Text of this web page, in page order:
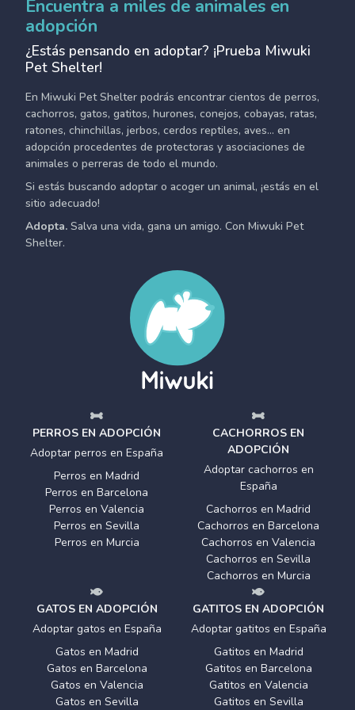
Encuentra a miles de animales en
adopción
¿Estás pensando en adoptar? ¡Prueba Miwuki
Pet Shelter!
En Miwuki Pet Shelter podrás encontrar cientos de perros,
cachorros, gatos, gatitos, hurones, conejos, cobayas, ratas,
ratones, chinchillas, jerbos, cerdos reptiles, aves... en
adopción procedentes de protectoras y asociaciones de
animales o perreras de todo el mundo.
Si estás buscando adoptar o acoger un animal, ¡estás en el
sitio adecuado!
Adopta. Salva una vida, gana un amigo. Con Miwuki Pet
Shelter.
PERROS EN ADOPCIÓN
Adoptar perros en España
Perros en Madrid
Perros en Barcelona
Perros en Valencia
Perros en Sevilla
Perros en Murcia
CACHORROS EN
ADOPCIÓN
Adoptar cachorros en
España
Cachorros en Madrid
Cachorros en Barcelona
Cachorros en Valencia
Cachorros en Sevilla
Cachorros en Murcia
GATOS EN ADOPCIÓN
Adoptar gatos en España
Gatos en Madrid
Gatos en Barcelona
Gatos en Valencia
Gatos en Sevilla
GATITOS EN ADOPCIÓN
Adoptar gatitos en España
Gatitos en Madrid
Gatitos en Barcelona
Gatitos en Valencia
Gatitos en Sevilla